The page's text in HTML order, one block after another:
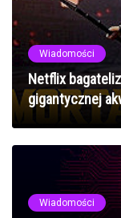
Wiadomości
Netflix
gigantycznej
branży
Wiadomości